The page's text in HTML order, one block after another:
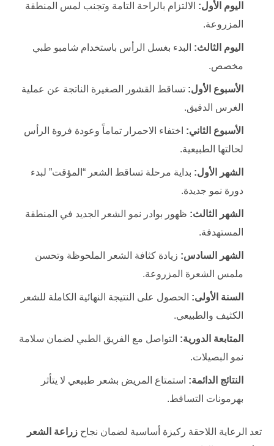
اليوم الأول: الالتزام بالراحة التامة وتجنب لمس المنطقة
المزروعة.
اليوم الثالث: البدء بغسل الرأس باستخدام شامبو طبي
مخصص.
الأسبوع الأول: تساقط القشور الصغيرة الناتجة عن عملية
الغرس الدقيق.
الأسبوع الثاني: اختفاء الاحمرار تماماً وعودة فروة الرأس
لحالتها الطبيعية.
الشهر الأول: بداية مرحلة تساقط الشعر “المؤقت” لبدء
دورة نمو جديدة.
الشهر الثالث: ظهور بوادر نمو الشعر الجديد في المنطقة
المستهدفة.
الشهر السادس: زيادة كثافة الشعر الملحوظة وتحسن
ملمس الشعرة المزروعة.
السنة الأولى: الحصول على النتيجة النهائية الكاملة للشعر
الكثيف والطبيعي.
المتابعة الدورية: التواصل مع الفريق الطبي لضمان سلامة
نمو البصيلات.
النتائج الدائمة: استمتاع المريض بشعر طبيعي لا يتأثر
بهرمونات التساقط.
تعد الرعاية اللاحقة ركيزة أساسية لضمان نجاح زراعة الشعر